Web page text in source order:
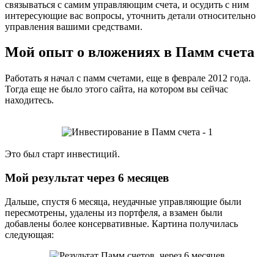
связываться с самим управляющим счета, и осудить с ним
интересующие вас вопросы, уточнить детали относительно
управления вашими средствами.
Мой опыт о вложениях в Памм счета
Работать я начал с памм счетами, еще в феврале 2012 года.
Тогда еще не было этого сайта, на котором вы сейчас
находитесь.
Это был старт инвестиций.
Мой результат через 6 месяцев
Дальше, спустя 6 месяца, неудачные управляющие были
пересмотрены, удалены из портфеля, а взамен были
добавлены более консервативные. Картина получилась
следующая: